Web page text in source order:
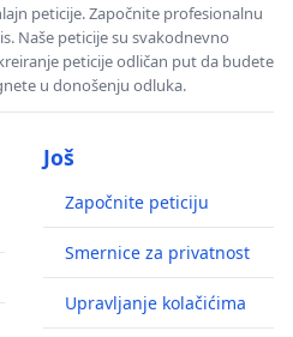
peticije. Započnite profesionalnu
Naše peticije su svakodnevno
peticije odličan put da budete
u donošenju odluka.
Još
Započnite peticiju
Smernice za privatnost
Upravljanje kolačićima